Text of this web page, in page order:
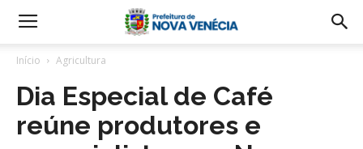
Início Agricultura
Dia Especial de Café
reúne produtores e